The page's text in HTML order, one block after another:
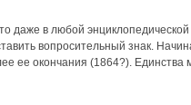
даже в любой
вопросительный знак.
ее окончания (1864?). Единства